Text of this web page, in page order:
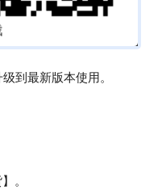
到最新版本使用。
。